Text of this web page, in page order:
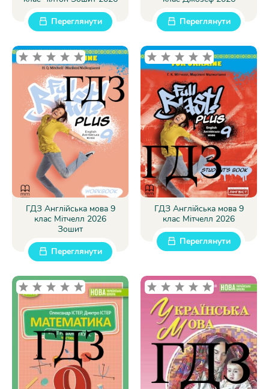
Переглянути
Переглянути
ГДЗ Англійська мова 9
клас Мітчелл 2026
Зошит
Переглянути
ГДЗ Англійська мова 9
клас Мітчелл 2026
Переглянути